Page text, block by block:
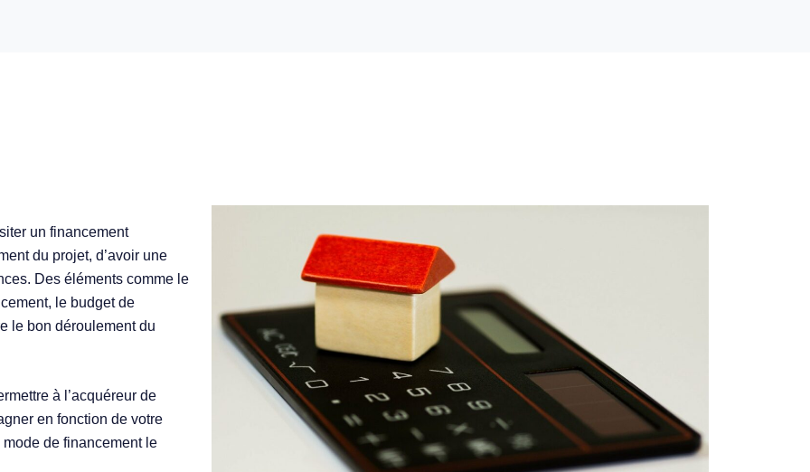
un financement
du projet, d’avoir une
Des éléments comme le
le budget de
le bon déroulement du
à l’acquéreur de
en fonction de votre
de financement le